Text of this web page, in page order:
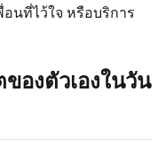
นที่ไว้ใจ หรือบริการ
องตัวเองในวัน